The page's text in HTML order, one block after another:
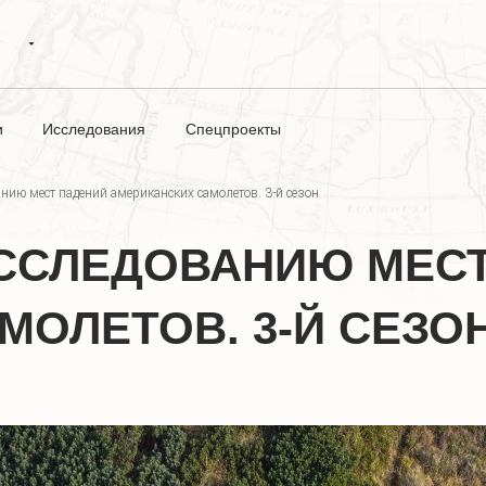
Исследования Спецпроекты
мест падений американских самолетов. 3-й сезон
3-Й